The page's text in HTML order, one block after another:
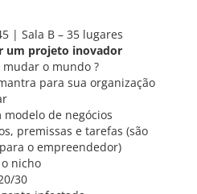
| Sala B – 35 lugares
um projeto inovador
mudar o mundo ?
para sua organização
modelo de negócios
premissas e tarefas (são
o empreendedor)
nicho
30